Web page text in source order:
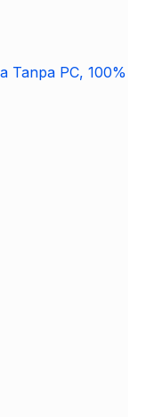
Tanpa PC, 100%